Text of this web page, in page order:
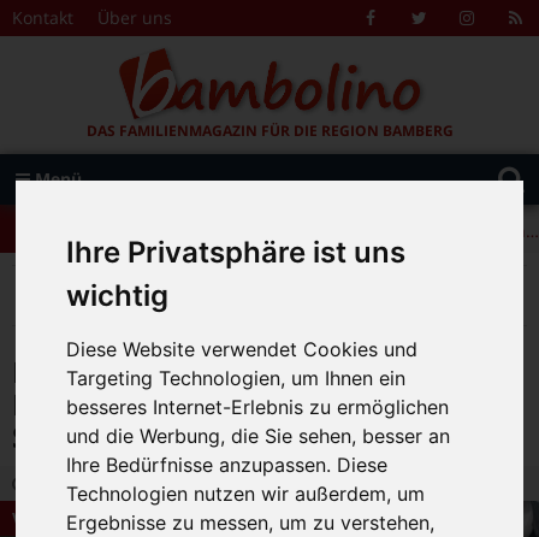
Ihre Privatsphäre ist uns
wichtig
Diese Website verwendet Cookies und
Targeting Technologien, um Ihnen ein
besseres Internet-Erlebnis zu ermöglichen
und die Werbung, die Sie sehen, besser an
Ihre Bedürfnisse anzupassen. Diese
Technologien nutzen wir außerdem, um
Ergebnisse zu messen, um zu verstehen,
Zum Inhalt springen
Kontakt Über uns FacebookTwitter
DAS FAMILIENMAGAZIN FÜR DIE REGION BAMBERG
Menü
Suche
nach:
+++ Leolingo: Englischcamp mit Muttersprachlern – auch in Bamberg! +++
Bambolino > Magazin
Puppenfestival und viele mehr im
Museum der Deutschen
Spielzeugindustrie
20.05.2025 14:01 Bambolino-Redaktion
Veranstaltungstipps